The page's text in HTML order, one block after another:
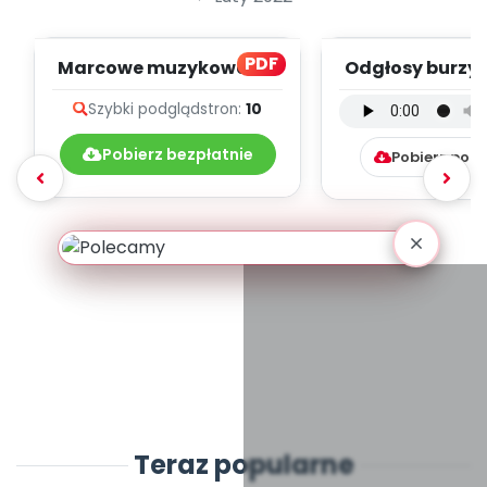
PDF
Marcowe muzykowanie
Szybki podglądstron: 10
Pobierz bezpłatnie
Odgłosy burzy
Pobierz
Teraz popularne